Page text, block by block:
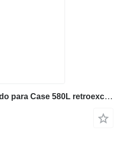
ARNES 282015A5 cableado para Case 580L retroexcavadora